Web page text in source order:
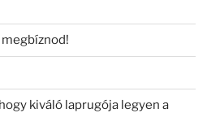
megbíznod!
kiváló laprugója legyen a